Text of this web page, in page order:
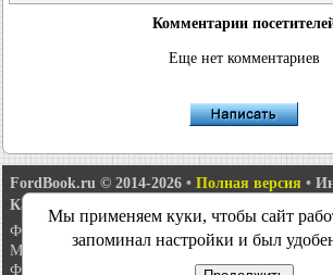
Комментарии
Еще нет комментариев
FordBook.ru © 2014-2026 • Полная версия •
Карта сайта
Фокус 1
Фокус 2 • Мондео 1
Мондео 2•Мондео 3•Мондео 4•Эскорт 3•
Фиеста 2
Таурус 1 и 2•Фьюжн
Мы применяем куки, чтобы сайт
запоминал настройки и был